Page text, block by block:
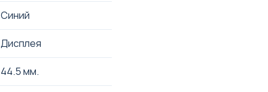
Синий
Дисплея
44.5 мм.